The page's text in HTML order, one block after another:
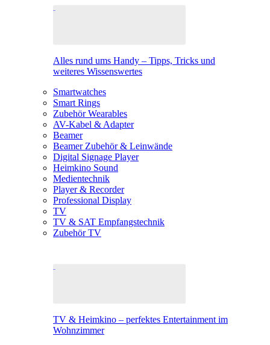
Alles rund ums Handy – Tipps, Tricks und
weiteres Wissenswertes
Smartwatches
Smart Rings
Zubehör Wearables
AV-Kabel & Adapter
Beamer
Beamer Zubehör & Leinwände
Digital Signage Player
Heimkino Sound
Medientechnik
Player & Recorder
Professional Display
TV
TV & SAT Empfangstechnik
Zubehör TV
TV & Heimkino – perfektes Entertainment im
Wohnzimmer